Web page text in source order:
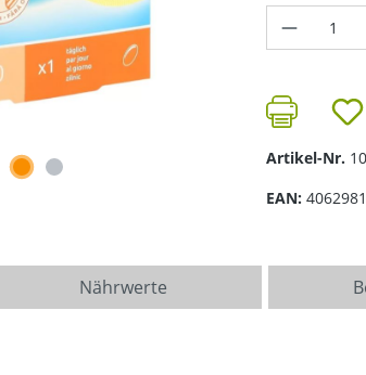
Artikel-Nr.
EAN:
Nährwerte